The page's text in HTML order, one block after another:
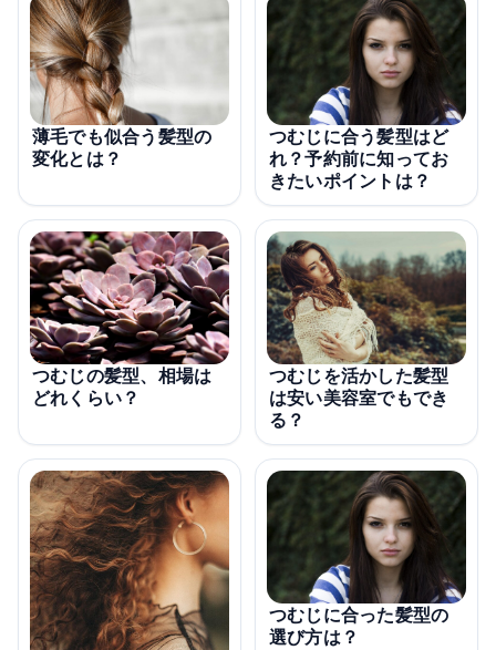
薄毛でも似合う髪型の
変化とは？
つむじに合う髪型はど
れ？予約前に知ってお
きたいポイントは？
つむじの髪型、相場は
どれくらい？
つむじを活かした髪型
は安い美容室でもでき
る？
つむじに合った髪型の
選び方は？